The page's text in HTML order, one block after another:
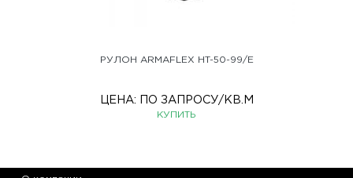
РУЛОН ARMAFLEX HT-50-99/E
ЦЕНА: ПО ЗАПРОСУ/КВ.М
КУПИТЬ